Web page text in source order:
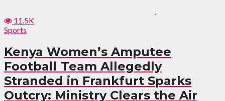
11.5K
Sports
Kenya Women’s Amputee
Football Team Allegedly
Stranded in Frankfurt Sparks
Outcry: Ministry Clears the Air